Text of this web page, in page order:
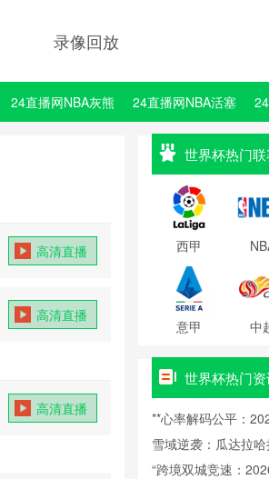
录像回放
24直播网NBA灰熊 24直播网NBA活塞
高清直播
高清直播
高清直播
世界杯热门
西甲
意甲 中
世界杯热门
**心率解码公平：
判罚信任**
雪域逆袭：瓜达拉
“跨境双城竞速：